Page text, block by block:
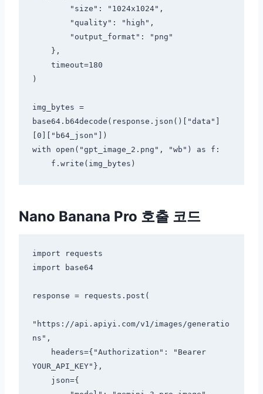
)
img_bytes =
base64.b64decode(response.json()["data"]
[0]["b64_json"])
with open("gpt_image_2.png", "wb") as f:
Nano Banana Pro 호출 코드
import requests
import base64
response = requests.post(
"https://api.apiyi.com/v1/images/generatio
ns",
YOUR_API_KEY"},